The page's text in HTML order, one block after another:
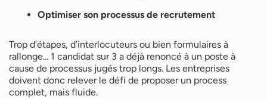
Optimiser son processus de recrutement
Trop d’étapes, d’interlocuteurs ou bien formulaires à
rallonge... 1 candidat sur 3 a déjà renoncé à un poste à
cause de processus jugés trop longs. Les entreprises
doivent donc relever le défi de proposer un process
complet, mais fluide.